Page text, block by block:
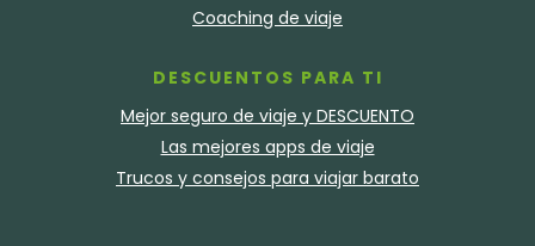
Coaching de viaje
DESCUENTOS PARA TI
Mejor seguro de viaje y DESCUENTO
Las mejores apps de viaje
Trucos y consejos para viajar barato